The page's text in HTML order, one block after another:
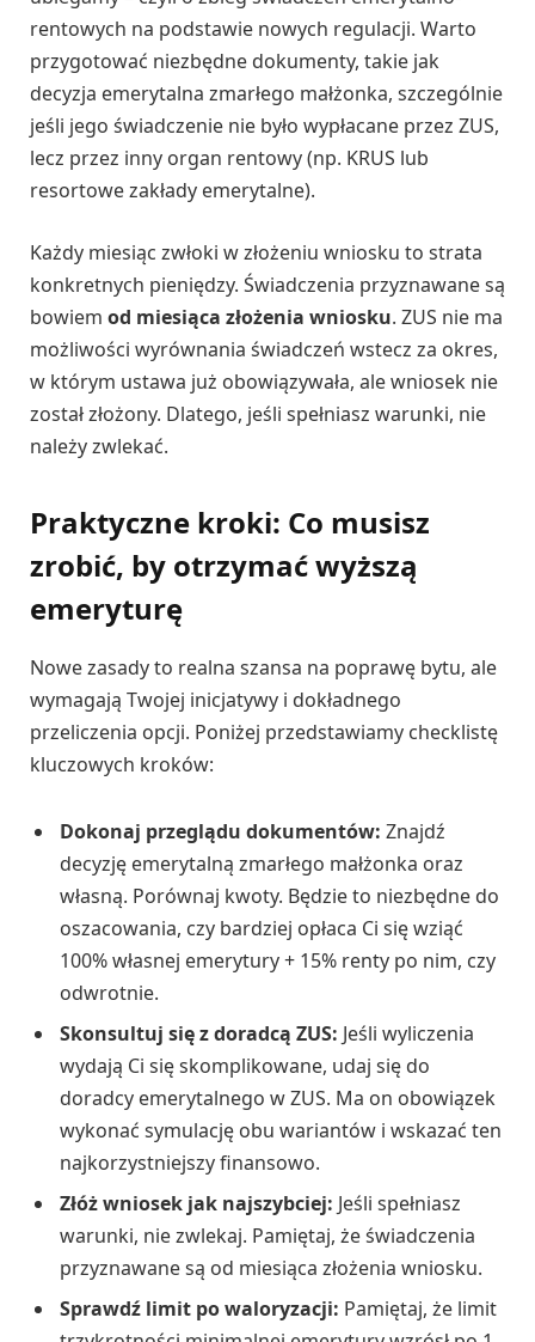
rentowych na podstawie nowych regulacji. Warto
przygotować niezbędne dokumenty, takie jak
decyzja emerytalna zmarłego małżonka, szczególnie
jeśli jego świadczenie nie było wypłacane przez ZUS,
lecz przez inny organ rentowy (np. KRUS lub
resortowe zakłady emerytalne).
Każdy miesiąc zwłoki w złożeniu wniosku to strata
konkretnych pieniędzy. Świadczenia przyznawane są
bowiem od miesiąca złożenia wniosku. ZUS nie ma
możliwości wyrównania świadczeń wstecz za okres,
w którym ustawa już obowiązywała, ale wniosek nie
został złożony. Dlatego, jeśli spełniasz warunki, nie
należy zwlekać.
Praktyczne kroki: Co musisz
zrobić, by otrzymać wyższą
emeryturę
Nowe zasady to realna szansa na poprawę bytu, ale
wymagają Twojej inicjatywy i dokładnego
przeliczenia opcji. Poniżej przedstawiamy checklistę
kluczowych kroków:
Dokonaj przeglądu dokumentów: Znajdź
decyzję emerytalną zmarłego małżonka oraz
własną. Porównaj kwoty. Będzie to niezbędne do
oszacowania, czy bardziej opłaca Ci się wziąć
100% własnej emerytury + 15% renty po nim, czy
odwrotnie.
Skonsultuj się z doradcą ZUS: Jeśli wyliczenia
wydają Ci się skomplikowane, udaj się do
doradcy emerytalnego w ZUS. Ma on obowiązek
wykonać symulację obu wariantów i wskazać ten
najkorzystniejszy finansowo.
Złóż wniosek jak najszybciej: Jeśli spełniasz
warunki, nie zwlekaj. Pamiętaj, że świadczenia
przyznawane są od miesiąca złożenia wniosku.
Sprawdź limit po waloryzacji: Pamiętaj, że limit